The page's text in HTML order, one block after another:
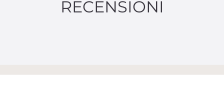
RECENSIONI